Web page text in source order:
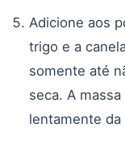
Adicione aos
trigo e a
somente até
seca. A
lentamente da